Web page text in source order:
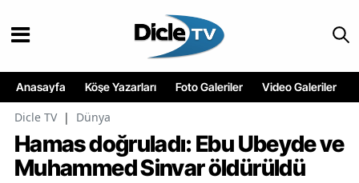
Anasayfa Köşe Yazarları Foto Galeriler Video Galeriler
Dicle TV | Dünya
Hamas doğruladı: Ebu Ubeyde ve
Muhammed Sinvar öldürüldü